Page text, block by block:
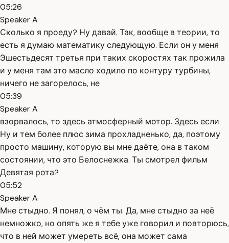
05:26
Speaker A
Сколько я проеду? Ну давай. Так, вообще в теории, то
есть я думаю математику следующую. Если он у меня
Эшестьдесят третья при таких скоростях так прожила
и у меня там это масло ходило по контуру турбины,
ничего не загорелось, не
05:39
Speaker A
взорвалось, то здесь атмосферный мотор. Здесь если
Ну и тем более плюс зима прохладненько, да, поэтому
просто машину, которую вы мне даёте, она в таком
состоянии, что это Белоснежка. Ты смотрел фильм
Девятая рота?
05:52
Speaker A
Мне стыдно. Я понял, о чём ты. Да, мне стыдно за неё
немножко, но опять же я тебе уже говорил и повторюсь,
что в ней может умереть всё, она может сама